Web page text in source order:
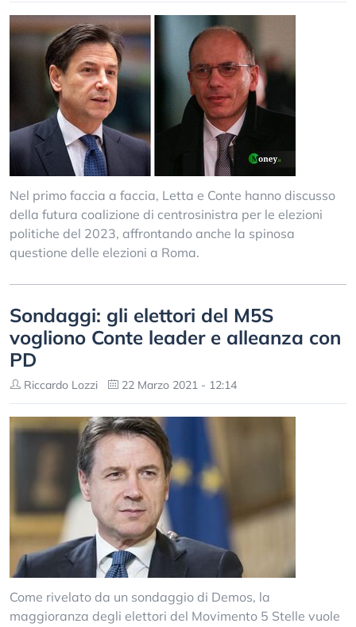
Nel primo faccia a faccia, Letta e Conte hanno discusso
della futura coalizione di centrosinistra per le elezioni
politiche del 2023, affrontando anche la spinosa
questione delle elezioni a Roma.
Sondaggi: gli elettori del M5S
vogliono Conte leader e alleanza con
PD
Riccardo Lozzi 22 Marzo 2021 - 12:14
Come rivelato da un sondaggio di Demos, la
maggioranza degli elettori del Movimento 5 Stelle vuole